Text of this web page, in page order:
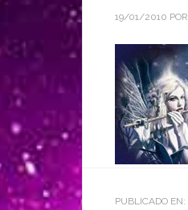
19/01/2010 POR
PUBLICADO EN: